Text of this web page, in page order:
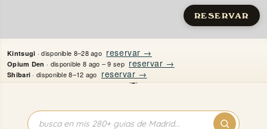
RESERVAR
Kintsugi · disponible 8–28 ago reservar →
Opium Den · disponible 8 ago – 9 sep reservar →
Shibari · disponible 8–12 ago reservar →
al
contenido